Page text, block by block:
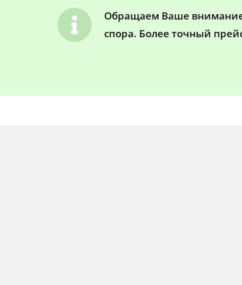
Обращаем Ваше внимание,
спора. Более точный